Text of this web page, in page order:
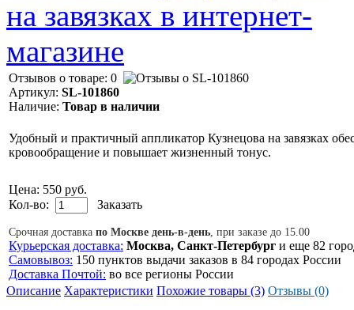
Отзывов о товаре: 0
Артикул: SL-101860
Наличие: Товар в наличии
Удобный и практичный аппликатор Кузнецова на завязках
кровообращение и повышает жизненный тонус.
Цена: 550 руб.
Кол-во:
Заказать
Срочная доставка по Москве день-в-день , при заказе до 15.00
Курьерская доставка: Москва, Санкт-Петербург и еще 82
Самовывоз: 150 пунктов выдачи заказов в 84 городах России
Доставка Почтой: во все регионы России
Описание Характеристики Похожие товары (3) Отзывы (0)